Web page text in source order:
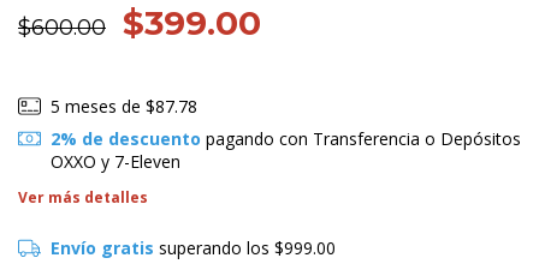
$600.00 $399.00
5 meses de $87.78
2% de descuento pagando con Transferencia o Depósitos
OXXO y 7-Eleven
Ver más detalles
Envío gratis superando los $999.00